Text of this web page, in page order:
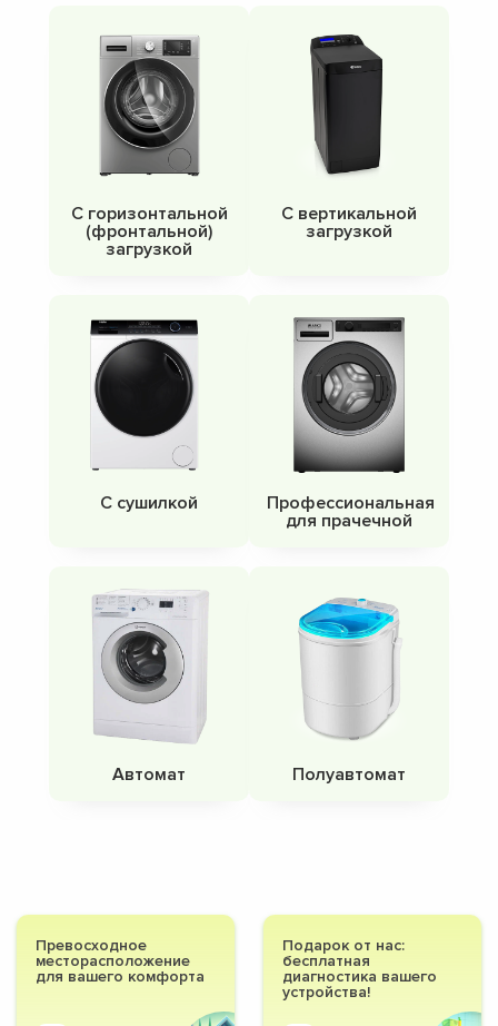
С горизонтальной
(фронтальной)
загрузкой
С вертикальной
загрузкой
С сушилкой
Профессиональная
для прачечной
Автомат Полуавтомат
Превосходное
месторасположение
для вашего комфорта
Подарок от нас:
бесплатная
диагностика вашего
устройства!